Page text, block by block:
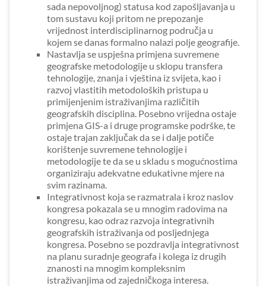
sada nepovoljnog) statusa kod zapošljavanja u
tom sustavu koji pritom ne prepozanje
vrijednost interdisciplinarnog područja u
kojem se danas formalno nalazi polje geografije.
Nastavlja se uspješna primjena suvremene
geografske metodologije u sklopu transfera
tehnologije, znanja i vještina iz svijeta, kao i
razvoj vlastitih metodoloških pristupa u
primijenjenim istraživanjima različitih
geografskih disciplina. Posebno vrijedna ostaje
primjena GIS-a i druge programske podrške, te
ostaje trajan zaključak da se i dalje potiče
korištenje suvremene tehnologije i
metodologije te da se u skladu s mogućnostima
organiziraju adekvatne edukativne mjere na
svim razinama.
Integrativnost koja se razmatrala i kroz naslov
kongresa pokazala se u mnogim radovima na
kongresu, kao odraz razvoja integrativnih
geografskih istraživanja od posljednjega
kongresa. Posebno se pozdravlja integrativnost
na planu suradnje geografa i kolega iz drugih
znanosti na mnogim kompleksnim
istraživanjima od zajedničkoga interesa.